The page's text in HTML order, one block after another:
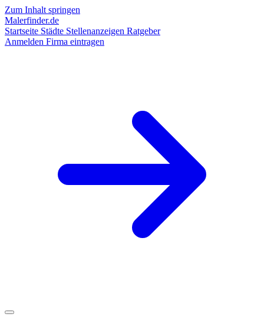
Zum Inhalt springen
Malerfinder.de
Startseite Städte Stellenanzeigen Ratgeber
Anmelden Firma eintragen